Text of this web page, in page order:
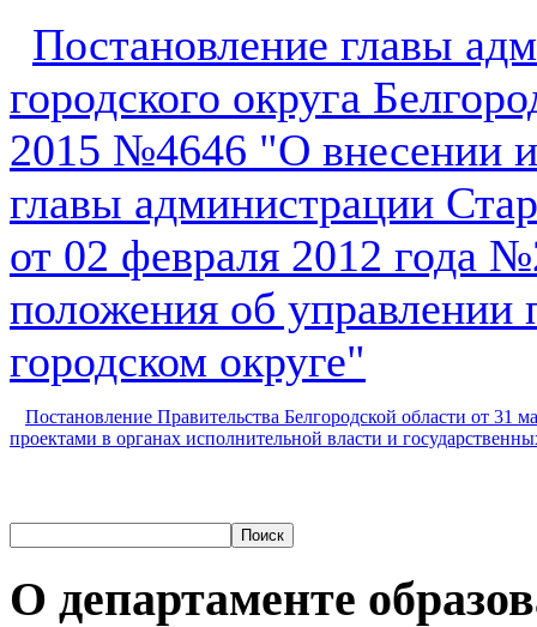
Постановление главы
городского округа
2015 №4646 "О внесении
главы администрации
от 02 февраля 2012 года
положения об управлении
городском округе"
Постановление Правительства Белгородской области от
проектами в органах исполнительной власти и
О департаменте